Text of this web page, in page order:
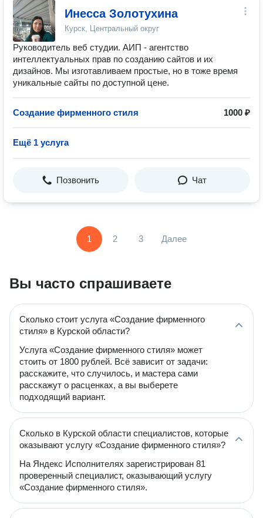
Инесса Золотухина
Курск, Центральный округ
Руководитель веб студии. АИП - агентство
интеллектуальных прав по созданию сайтов и их
дизайнов. Мы изготавливаем простые, но в тоже время
уникальные сайты по доступной цене.
Создание фирменного стиля 1000 ₽
Ещё 1 услуга
Позвонить Чат
1 2 3 Далее
Вы часто спрашиваете
Сколько стоит услуга «Создание фирменного
стиля» в Курской области?
Услуга «Создание фирменного стиля» может
стоить от 1800 рублей. Всё зависит от задачи:
расскажите, что случилось, и мастера сами
расскажут о расценках, а вы выберете
подходящий вариант.
Сколько в Курской области специалистов, которые
оказывают услугу «Создание фирменного стиля»?
На Яндекс Исполнителях зарегистрирован 81
проверенный специалист, оказывающий услугу
«Создание фирменного стиля».